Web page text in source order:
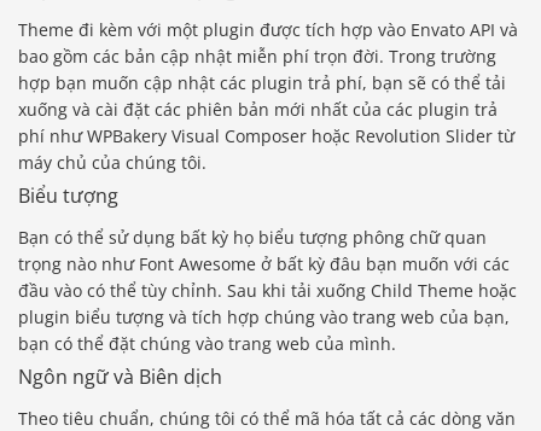
Theme đi kèm với một plugin được tích hợp vào Envato API và
bao gồm các bản cập nhật miễn phí trọn đời. Trong trường
hợp bạn muốn cập nhật các plugin trả phí, bạn sẽ có thể tải
xuống và cài đặt các phiên bản mới nhất của các plugin trả
phí như WPBakery Visual Composer hoặc Revolution Slider từ
máy chủ của chúng tôi.
Biểu tượng
Bạn có thể sử dụng bất kỳ họ biểu tượng phông chữ quan
trọng nào như Font Awesome ở bất kỳ đâu bạn muốn với các
đầu vào có thể tùy chỉnh. Sau khi tải xuống Child Theme hoặc
plugin biểu tượng và tích hợp chúng vào trang web của bạn,
bạn có thể đặt chúng vào trang web của mình.
Ngôn ngữ và Biên dịch
Theo tiêu chuẩn, chúng tôi có thể mã hóa tất cả các dòng văn